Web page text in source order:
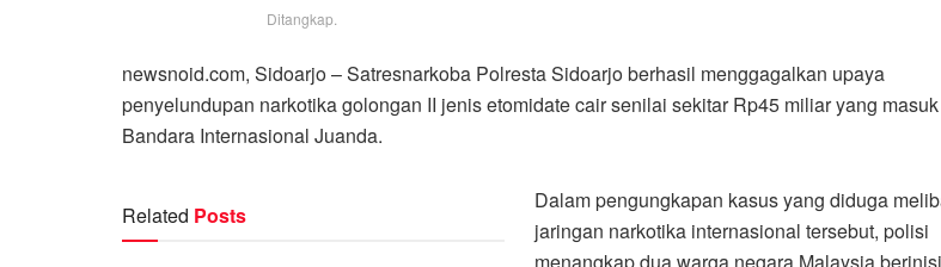
Ditangkap.
newsnoid.com, Sidoarjo – Satresnarkoba Polresta Sidoarjo berhasil menggagalkan upaya
penyelundupan narkotika golongan II jenis etomidate cair senilai sekitar Rp45 miliar yang
Bandara Internasional Juanda.
Related Posts
Dalam pengungkapan kasus yang diduga
jaringan narkotika internasional tersebut, polisi
menangkap dua warga negara Malaysia